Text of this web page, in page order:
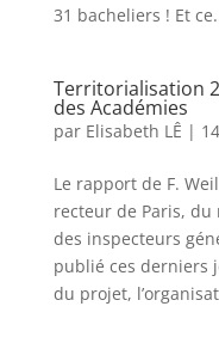
31 bacheliers ! Et
Territorialisation
des Académies
par Elisabeth LÊ |
Le rapport de F.
recteur de Paris, du
des inspecteurs
publié ces derniers
du projet,